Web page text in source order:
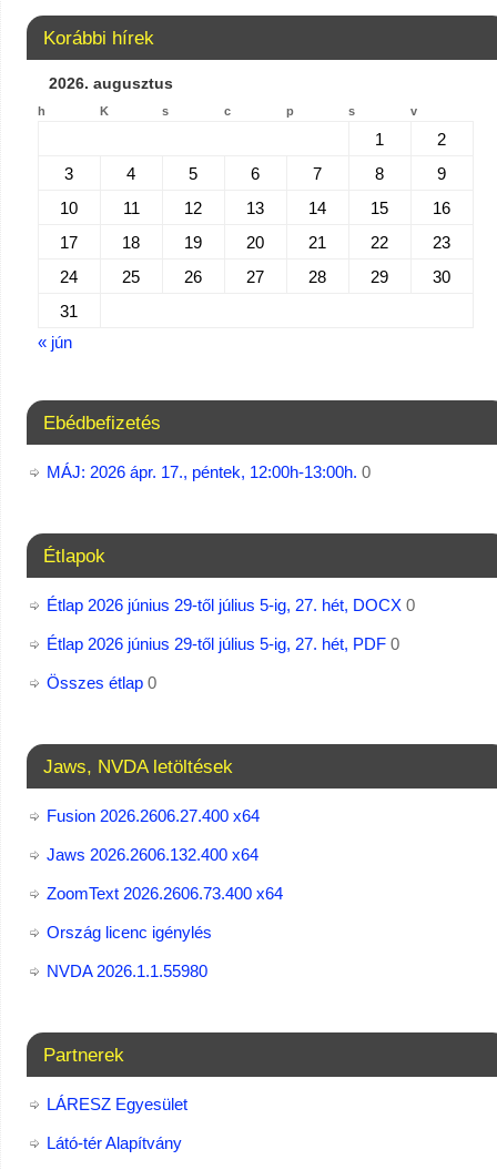
Korábbi hírek
2026. augusztus
h K s c p s v
1
2
3
4 5 6 7 8
9
10
11 12 13 14 15
16
17
18 19 20 21 22
23
24
25 26 27 28 29
30
31
« jún
Ebédbefizetés
MÁJ: 2026 ápr. 17., péntek, 12:00h-13:00h. 0
Étlapok
Étlap 2026 június 29-től július 5-ig, 27. hét, DOCX0
Étlap 2026 június 29-től július 5-ig, 27. hét, PDF0
Összes étlap0
Jaws, NVDA letöltések
Fusion 2026.2606.27.400 x64
Jaws 2026.2606.132.400 x64
ZoomText 2026.2606.73.400​ x64
Ország licenc igénylés
NVDA 2026.1.1.55980
Partnerek
LÁRESZ Egyesület
Látó-tér Alapítvány